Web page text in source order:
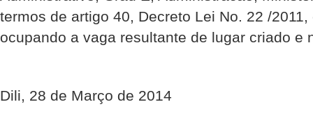
termos de artigo 40, Decreto Lei No. 22 /
ocupando a vaga resultante de lugar criado e
Dili, 28 de Março de 2014